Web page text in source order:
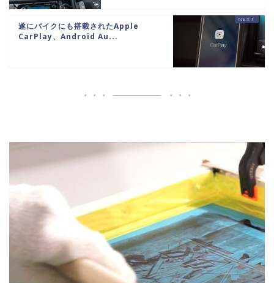
遂にバイクにも搭載されたApple
CarPlay、Android Au...